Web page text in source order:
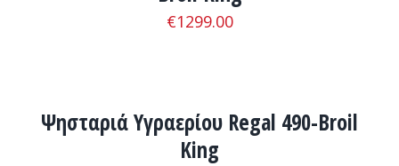
€1299.00
Ψησταριά Υγραερίου Regal 490-Broil
King